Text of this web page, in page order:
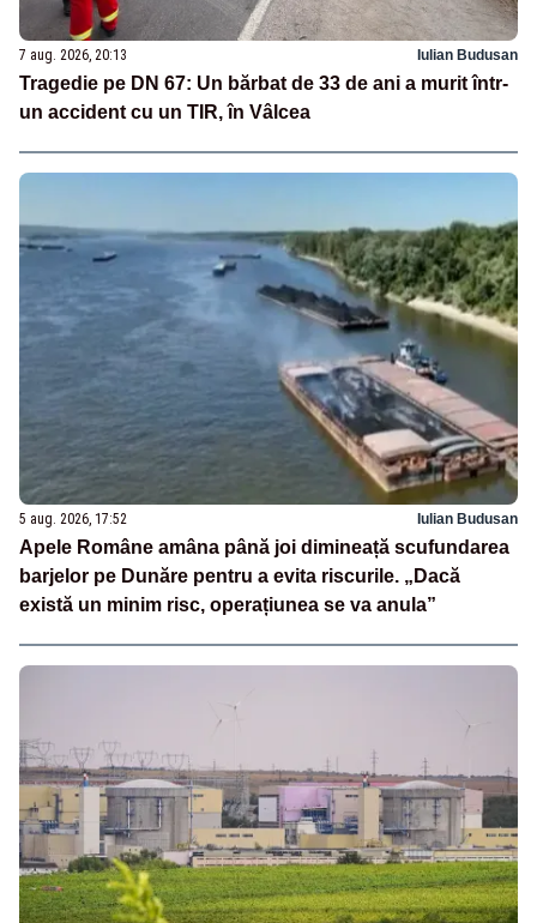
7 aug. 2026, 20:13 Iulian Budusan
Tragedie pe DN 67: Un bărbat de 33 de ani a murit într-
un accident cu un TIR, în Vâlcea
5 aug. 2026, 17:52 Iulian Budusan
Apele Române amâna până joi dimineață scufundarea
barjelor pe Dunăre pentru a evita riscurile. „Dacă
există un minim risc, operațiunea se va anula”